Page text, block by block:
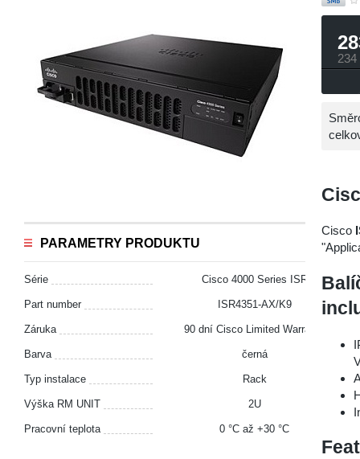
PARAMETRY PRODUKTU
Série Cisco 4000 Series ISR
Part number ISR4351-AX/K9
Záruka 90 dní Cisco Limited Warranty
Barva černá
Typ instalace Rack
Výška RM UNIT 2U
Pracovní teplota 0 °С až +30 °С
Cisco